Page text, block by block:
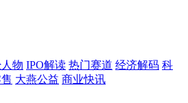
物 IPO解读 热门赛道 经济解码 科
大燕公益 商业快讯